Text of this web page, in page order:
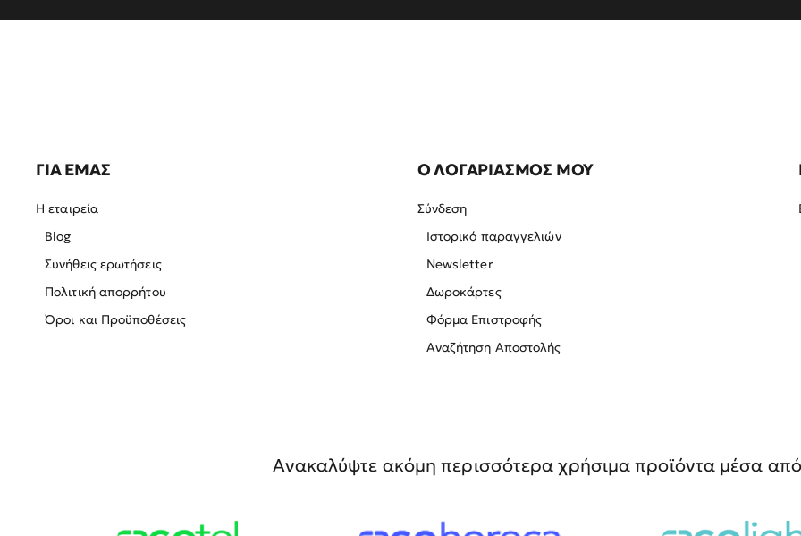
ΓΙΑ ΕΜΑΣ
Η εταιρεία
Blog
Συνήθεις ερωτήσεις
Πολιτική απορρήτου
Όροι και Προϋποθέσεις
Ο ΛΟΓΑΡΙΑΣΜΟΣ ΜΟΥ
Σύνδεση
Ιστορικό παραγγελιών
Newsletter
Δωροκάρτες
Φόρμα Επιστροφής
Αναζήτηση Αποστολής
Ανακαλύψτε ακόμη περισσότερα χρήσιμα προϊόντα μέσα